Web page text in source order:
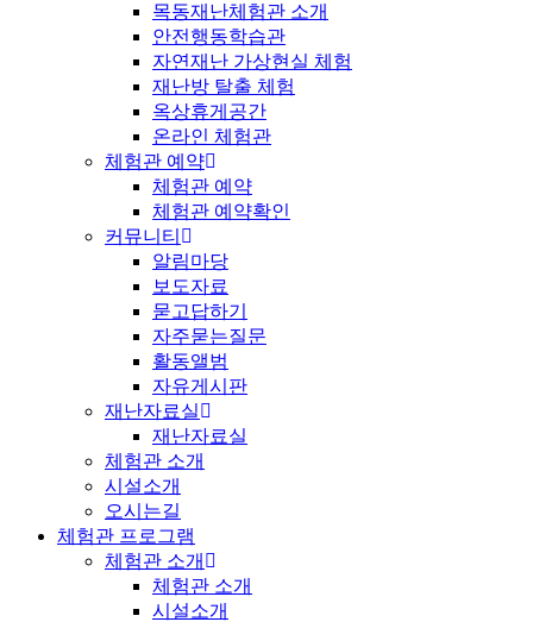
목동재난체험관 소개
안전행동학습관
자연재난 가상현실 체험
재난방 탈출 체험
옥상휴게공간
온라인 체험관
체험관 예약
체험관 예약
체험관 예약확인
커뮤니티
알림마당
보도자료
묻고답하기
자주묻는질문
활동앨범
자유게시판
재난자료실
재난자료실
체험관 소개
시설소개
오시는길
체험관 프로그램
체험관 소개
체험관 소개
시설소개